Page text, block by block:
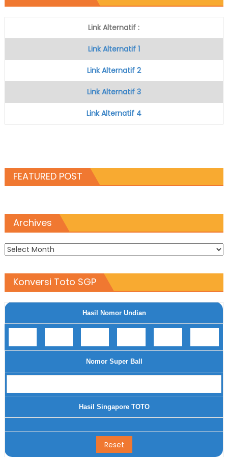
Link Alternatif :
Link Alternatif 1
Link Alternatif 2
Link Alternatif 3
Link Alternatif 4
FEATURED POST
Archives
Archives
Konversi Toto SGP
Hasil Nomor Undian
Nomor Super Ball
Hasil Singapore TOTO